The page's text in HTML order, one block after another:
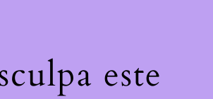
este